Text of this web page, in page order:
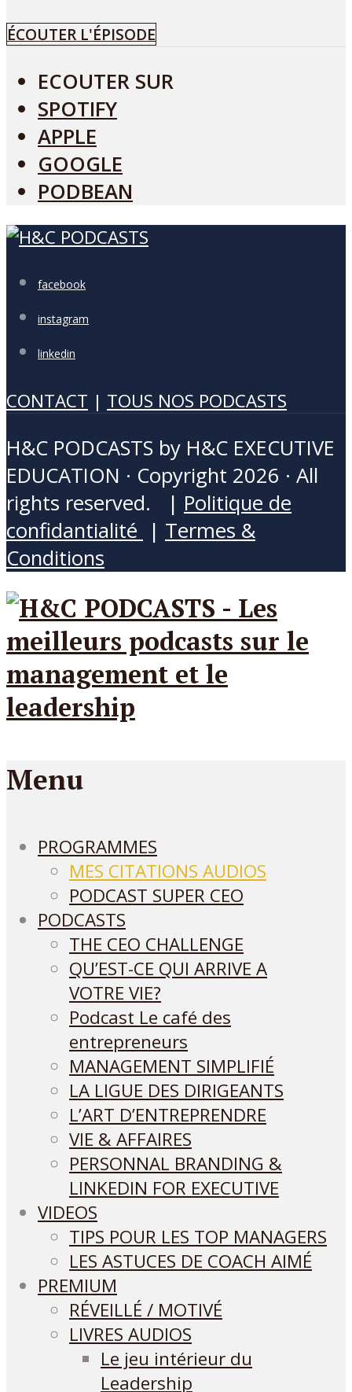
ÉCOUTER L'ÉPISODE
ECOUTER SUR
SPOTIFY
APPLE
GOOGLE
PODBEAN
facebook
instagram
linkedin
CONTACT | TOUS NOS PODCASTS
H&C PODCASTS by H&C EXECUTIVE
EDUCATION · Copyright 2026 · All
rights reserved. | Politique de
confidantialité | Termes &
Conditions
Menu
PROGRAMMES
MES CITATIONS AUDIOS
PODCAST SUPER CEO
PODCASTS
THE CEO CHALLENGE
QU’EST-CE QUI ARRIVE A
VOTRE VIE?
Podcast Le café des
entrepreneurs
MANAGEMENT SIMPLIFIÉ
LA LIGUE DES DIRIGEANTS
L’ART D’ENTREPRENDRE
VIE & AFFAIRES
PERSONNAL BRANDING &
LINKEDIN FOR EXECUTIVE
VIDEOS
TIPS POUR LES TOP MANAGERS
LES ASTUCES DE COACH AIMÉ
PREMIUM
RÉVEILLÉ / MOTIVÉ
LIVRES AUDIOS
Le jeu intérieur du
Leadership